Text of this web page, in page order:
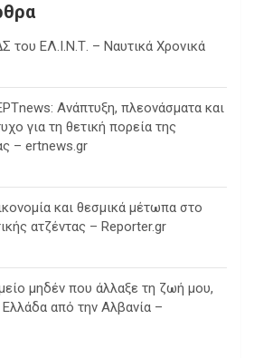
του ΕΛ.Ι.Ν.Τ. – Ναυτικά Χρονικά
Ανάπτυξη, πλεονάσματα και
για τη θετική πορεία της
– ertnews.gr
και θεσμικά μέτωπα στο
ατζέντας – Reporter.gr
μηδέν που άλλαξε τη ζωή μου,
από την Αλβανία –